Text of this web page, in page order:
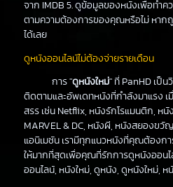
จาก IMDB 5. ดูข้อมูลของหนังเพื่อทำคว
ตามความต้องการของคุณหรือไม่ หาก
ได้เลย
ดูหนังออนไลน์ไม่ต้องจ่ายรายเดือน
การ "ดูหนังใหม่" ที่ PanHD เป็น
ติดตามและอัพเดทหนังที่กำลังมาแรง
สรร เช่น Netflix, หนังรักโรแมนติก, ห
MARVEL & DC, หนังผี, หนังสยองขวั
แอนิเมชัน เรามีทุกแนวหนังที่คุณต้องกา
ให้มากที่สุดเพื่อคุณที่รักการดูหนังออนไ
ออนไลน์, หนังใหม่, ดูหนัง, ดูหนังใหม่, ห